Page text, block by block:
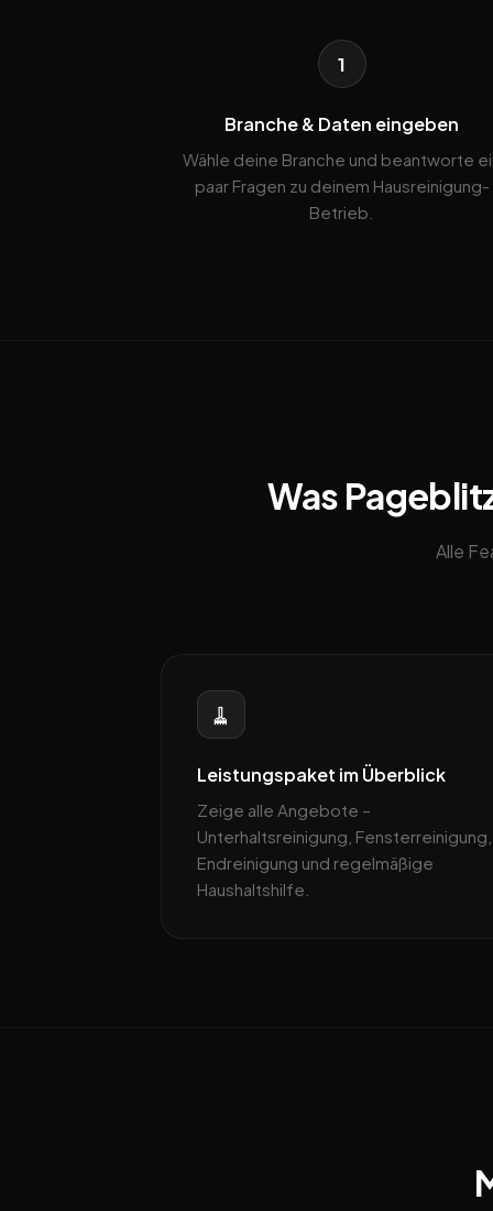
1
Branche & Daten eingeben
Wähle deine Branche und beantworte
paar Fragen zu deinem Hausreinigung-
Betrieb.
Was
Alle
🧹
Leistungspaket im Überblick
Zeige alle Angebote –
Unterhaltsreinigung, Fensterreinigung,
Endreinigung und regelmäßige
Haushaltshilfe.